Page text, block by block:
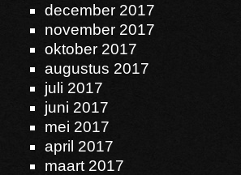
december 2017
november 2017
oktober 2017
augustus 2017
juli 2017
juni 2017
mei 2017
april 2017
maart 2017